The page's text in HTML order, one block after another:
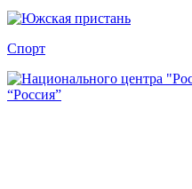
Спорт
“Россия”